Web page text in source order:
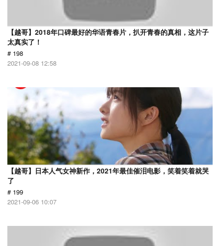
【越哥】2018年口碑最好的华语青春片，扒开青春的真相，这片子
太真实了！
# 198
2021-09-08 12:58
【越哥】日本人气女神新作，2021年最佳催泪电影，笑着笑着就哭
了
# 199
2021-09-06 10:07